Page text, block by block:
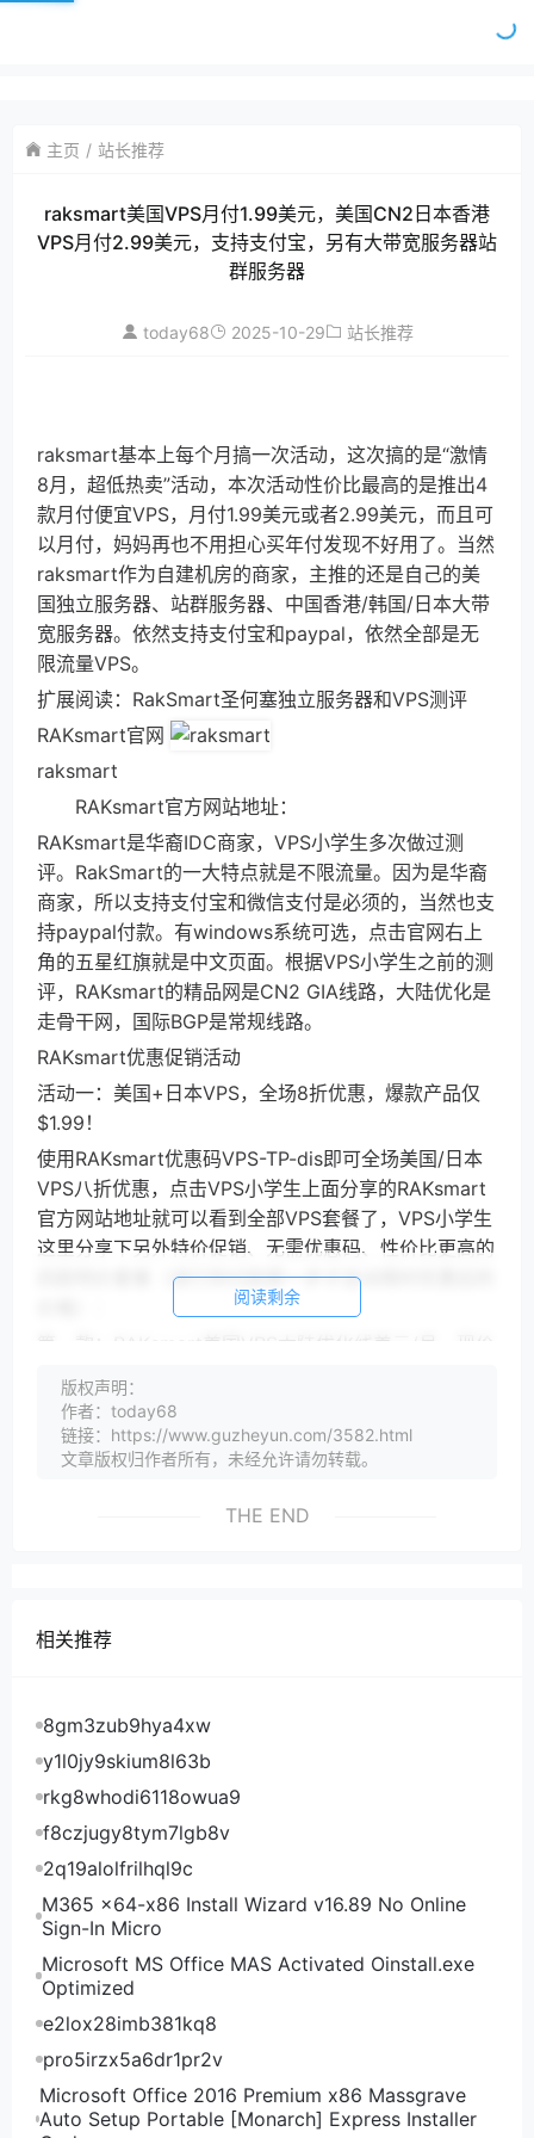
主页 站长推荐
raksmart美国VPS月付1.99美元，美国CN2日本香港
VPS月付2.99美元，支持支付宝，另有大带宽服务器站
群服务器
today68 2025-10-29 站长推荐
raksmart基本上每个月搞一次活动，这次搞的是“激情
8月，超低热卖”活动，本次活动性价比最高的是推出4
款月付便宜VPS，月付1.99美元或者2.99美元，而且可
以月付，妈妈再也不用担心买年付发现不好用了。当然
raksmart作为自建机房的商家，主推的还是自己的美
国独立服务器、站群服务器、中国香港/韩国/日本大带
宽服务器。依然支持支付宝和paypal，依然全部是无
限流量VPS。
扩展阅读：RakSmart圣何塞独立服务器和VPS测评
RAKsmart官网
raksmart
RAKsmart官方网站地址：
RAKsmart是华裔IDC商家，VPS小学生多次做过测
评。RakSmart的一大特点就是不限流量。因为是华裔
商家，所以支持支付宝和微信支付是必须的，当然也支
持paypal付款。有windows系统可选，点击官网右上
角的五星红旗就是中文页面。根据VPS小学生之前的测
评，RAKsmart的精品网是CN2 GIA线路，大陆优化是
走骨干网，国际BGP是常规线路。
RAKsmart优惠促销活动
活动一：美国+日本VPS，全场8折优惠，爆款产品仅
$1.99！
使用RAKsmart优惠码VPS-TP-dis即可全场美国/日本
VPS八折优惠，点击VPS小学生上面分享的RAKsmart
官方网站地址就可以看到全部VPS套餐了，VPS小学生
这里分享下另外特价促销、无需优惠码、性价比更高的
四款特价套餐（进行到付款那一步才自动限时优惠后的
第一款：RAKsmart美国VPS大陆优化线美元/月，现价
1.99美元/月，点此抢购
第二款：RAKsmart美国VPS精品网线美元/月，现价
2.99美元/月，点此抢购
第三款：RAKsmart日本VPS，1核CPU、1G内存、
40GB硬盘、无限流量、5Mbps带宽、1个ipv4、可选
存、40GB硬盘、无限流量、3Mbps带宽、1个ipv4、
活动二：热卖产品，超低价限量秒杀，L5630仅$
46，售完即止！
（1）L5630，双CPU，16G内存，480G SSD，1个
10G DDOS IP，大陆优化，100M/不限（国际BGP，
100M/不限；精品网，30M/不限）；原价： $
84.62，惊爆价：$ 46立即抢购
（2）E3-1230，单CPU，16G内存， 1T HDD，1个
10G DDOS IP，大陆优化，100M/不限（国际BGP，
100M/不限；精品网，30M/不限）；原价：$ 96.15，
惊爆价：$ 61.38 立即抢购
（3）E5-2620，单CPU，32G内存，480G SSD，1
个10G DDOS IP，大陆优化，100M/不限（国际BGP，
100M/不限；精品网，30M/不限）；原价：$
163.69，惊爆价：$ 76.77 立即抢购
阅读剩余
版权声明：
作者：today68
链接：https://www.guzheyun.com/3582.html
文章版权归作者所有，未经允许请勿转载。
THE END
相关推荐
8gm3zub9hya4xw
y1l0jy9skium8l63b
rkg8whodi6118owua9
f8czjugy8tym7lgb8v
2q19alolfrilhql9c
M365 x64-x86 Install Wizard v16.89 No Online
Sign-In Micro
Microsoft MS Office MAS Activated Oinstall.exe
Optimized
e2lox28imb381kq8
pro5irzx5a6dr1pr2v
Microsoft Office 2016 Premium x86 Massgrave
Auto Setup Portable [Monarch] Express Installer